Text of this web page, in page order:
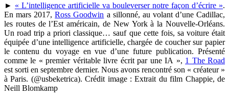
► « L’intelligence artificielle va bouleverser notre façon d’écrire ».
En mars 2017,Ross Goodwin a sillonné, au volant d’une Cadillac,
les routes de l’Est américain, de New York à la Nouvelle-Orléans.
Un road trip a priori classique… sauf que cette fois, sa voiture était
équipée d’une intelligence artificielle, chargée de coucher sur papier
le contenu du voyage en vue d’une future publication. Présenté
comme le « premier véritable livre écrit par une IA », 1 The Road
est sorti en septembre dernier. Nous avons rencontré son « créateur »
à Paris. (@usbeketrica). Crédit image : Extrait du film Chappie, de
Neill Blomkamp